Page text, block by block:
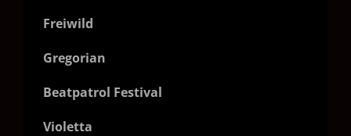
Freiwild
Gregorian
Beatpatrol Festival
Violetta